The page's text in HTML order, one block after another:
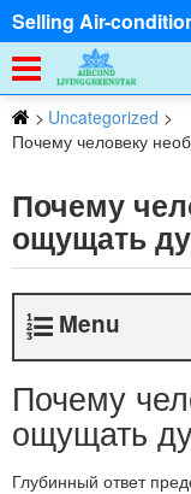
Selling Air-
> Uncategorized >
Почему человеку
Почему
ощущать
Menu
Почему
ощущать
Глубинный ответ